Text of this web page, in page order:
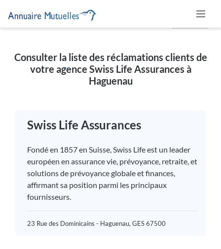
Consulter la liste des réclamations clients de
votre agence Swiss Life Assurances à
Haguenau
Swiss Life Assurances
Fondé en 1857 en Suisse, Swiss Life est un leader
européen en assurance vie, prévoyance, retraite, et
solutions de prévoyance globale et finances,
affirmant sa position parmi les principaux
fournisseurs.
23 Rue des Dominicains - Haguenau, GES 67500